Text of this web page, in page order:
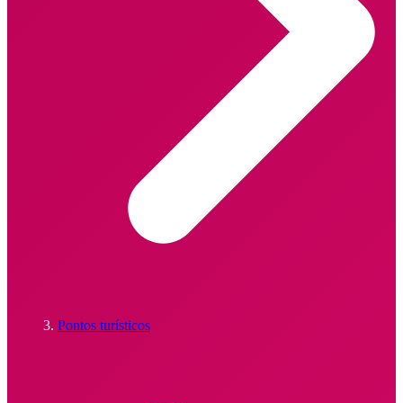
Pontos turísticos